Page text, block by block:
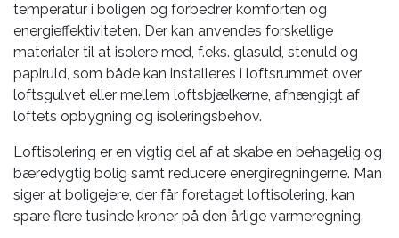
temperatur i boligen og forbedrer komforten og
energieffektiviteten. Der kan anvendes forskellige
materialer til at isolere med, f.eks. glasuld, stenuld og
papiruld, som både kan installeres i loftsrummet over
loftsgulvet eller mellem loftsbjælkerne, afhængigt af
loftets opbygning og isoleringsbehov.
Loftisolering er en vigtig del af at skabe en behagelig og
bæredygtig bolig samt reducere energiregningerne. Man
siger at boligejere, der får foretaget loftisolering, kan
spare flere tusinde kroner på den årlige varmeregning.